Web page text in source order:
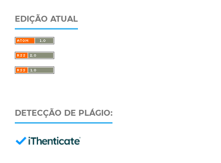
EDIÇÃO ATUAL
DETECÇÃO DE PLÁGIO: